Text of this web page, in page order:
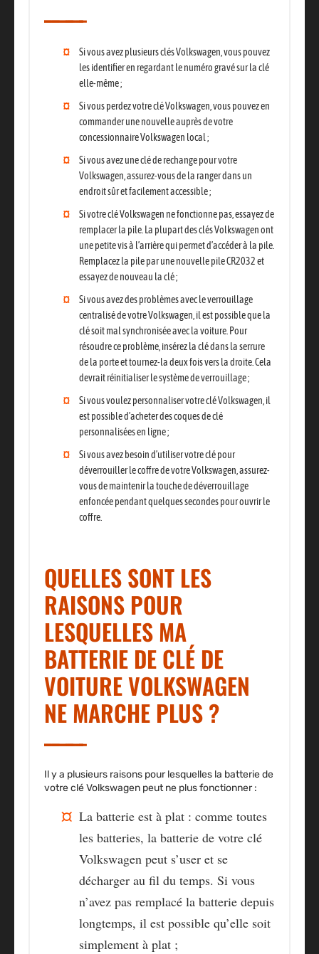
Si vous avez plusieurs clés Volkswagen, vous pouvez
les identifier en regardant le numéro gravé sur la clé
elle-même ;
Si vous perdez votre clé Volkswagen, vous pouvez en
commander une nouvelle auprès de votre
concessionnaire Volkswagen local ;
Si vous avez une clé de rechangepour votre
Volkswagen, assurez-vous de la ranger dans un
endroit sûr et facilement accessible ;
Si votre clé Volkswagen ne fonctionne pas, essayez de
remplacer la pile. La plupart des clés Volkswagen ont
une petite vis à l’arrière qui permet d’accéder à la pile.
Remplacez la pile par une nouvelle pile CR2032 et
essayez de nouveau la clé ;
Si vous avez des problèmes avec le verrouillage
centralisé de votre Volkswagen, il est possible que la
clé soit mal synchronisée avec la voiture. Pour
résoudre ce problème, insérez la clé dans la serrure
de la porte et tournez-la deux fois vers la droite. Cela
devrait réinitialiser le système de verrouillage ;
Si vous voulez personnaliser votre clé Volkswagen, il
est possible d’acheter des coques de clé
personnalisées en ligne ;
Si vous avez besoin d’utiliser votre clé pour
déverrouiller le coffrede votre Volkswagen, assurez-
vous de maintenir la touche de déverrouillage
enfoncée pendant quelques secondes pour ouvrir le
coffre.
QUELLES SONT LES
RAISONS POUR
LESQUELLES MA
BATTERIE DE CLÉ DE
VOITURE VOLKSWAGEN
NE MARCHE PLUS ?
Il y a plusieurs raisons pour lesquelles la batterie de
votre clé Volkswagen peut ne plus fonctionner :
La batterie est à plat : comme toutes
les batteries, la batterie de votre clé
Volkswagen peut s’user et se
décharger au fil du temps. Si vous
n’avez pas remplacé la batterie depuis
longtemps, il est possible qu’elle soit
simplement à plat ;